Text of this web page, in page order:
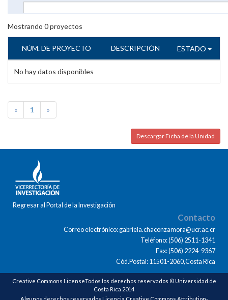
Mostrando 0proyectos
NÚM. DE PROYECTO DESCRIPCIÓN ESTADO
No hay datos disponibles
« 1 »
Descargar Ficha de la Unidad
Regresar al Portal de la Investigación
Contacto
Correo electrónico: gabriela.chaconzamora@ucr.ac.cr
Teléfono: (506) 2511-1341
Fax: (506) 2224-9367
Cód.Postal: 11501-2060,Costa Rica
Creative Commons LicenseTodos los derechos reservados © Universidad de
Costa Rica 2014